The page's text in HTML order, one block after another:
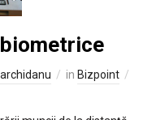
in Bizpoint